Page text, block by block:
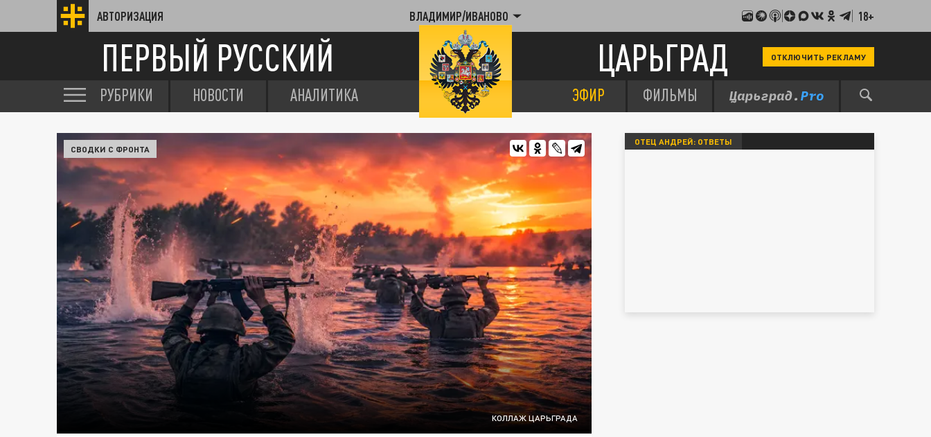
АВТОРИЗАЦИЯ ВЛАДИМИР/ИВАНОВО 18+
ПЕРВЫЙ РУССКИЙ ЦАРЬГРАД ОТКЛЮЧИТЬ РЕКЛАМУ
РУБРИКИ НОВОСТИ АНАЛИТИКА ЭФИР ФИЛЬМЫ
КОЛЛАЖ ЦАРЬГРАДА
СВОДКИ С ФРОНТА
ОТЕЦ АНДРЕЙ: ОТВЕТЫ